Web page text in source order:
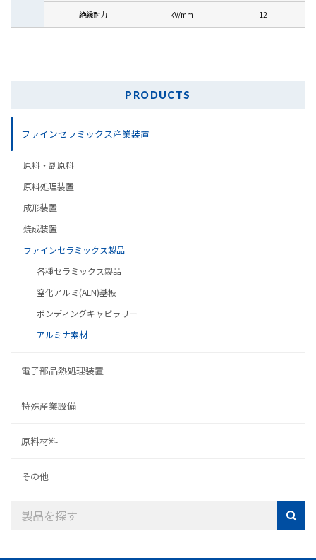
絶縁耐力 kV/mm 12
PRODUCTS
ファインセラミックス産業装置
原料・副原料
原料処理装置
成形装置
焼成装置
ファインセラミックス製品
各種セラミックス製品
窒化アルミ(ALN)基板
ボンディングキャピラリー
アルミナ素材
電子部品熱処理装置
特殊産業設備
原料材料
その他